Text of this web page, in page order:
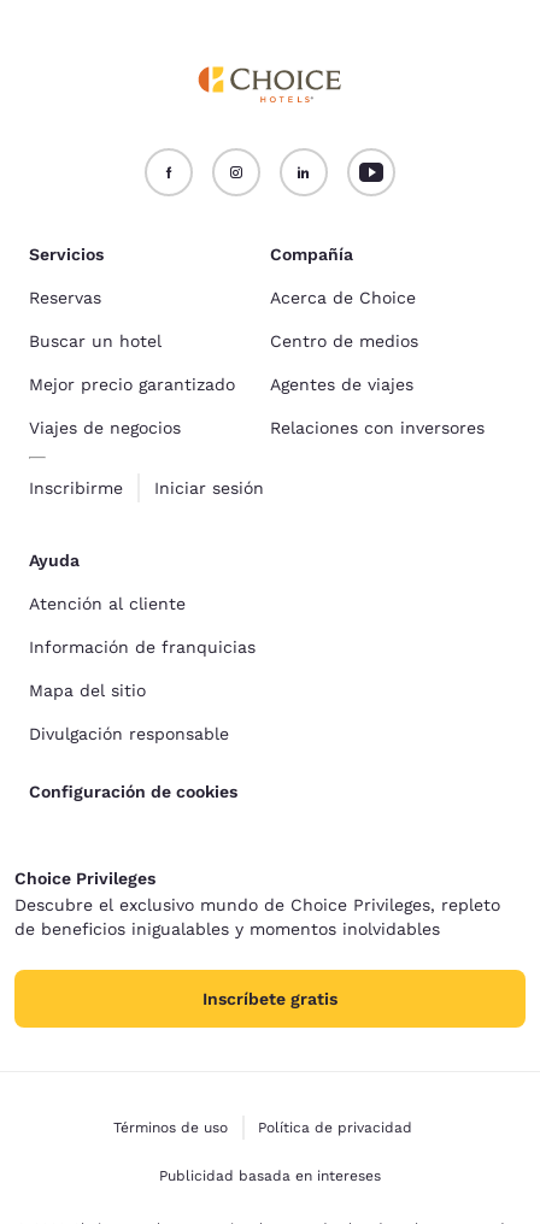
Servicios
Reservas
Buscar un hotel
Mejor precio garantizado
Viajes de negocios
Inscribirme Iniciar sesión
Compañía
Acerca de Choice
Centro de medios
Agentes de viajes
Relaciones con inversores
Ayuda
Atención al cliente
Información de franquicias
Mapa del sitio
Divulgación responsable
Configuración de cookies
Choice Privileges
Descubre el exclusivo mundo de Choice Privileges, repleto
de beneficios inigualables y momentos inolvidables
Inscríbete gratis
Términos de uso Política de privacidad
Publicidad basada en intereses